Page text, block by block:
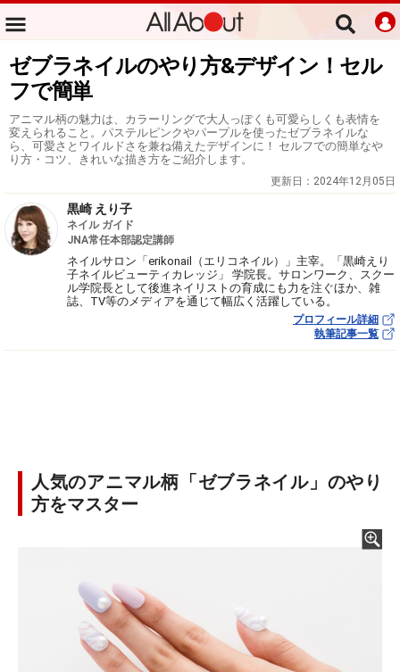
ゼブラネイルのやり方&デザイン！セル
フで簡単
アニマル柄の魅力は、カラーリングで大人っぽくも可愛らしくも表情を
変えられること。パステルピンクやパープルを使ったゼブラネイルな
ら、可愛さとワイルドさを兼ね備えたデザインに！ セルフでの簡単なや
り方・コツ、きれいな描き方をご紹介します。
更新日： 2024年12月05日
黒崎 えり子
ネイル ガイド
JNA常任本部認定講師
ネイルサロン「erikonail（エリコネイル）」主宰。「黒崎えり
子ネイルビューティカレッジ」 学院長。サロンワーク、スクー
ル学院長として後進ネイリストの育成にも力を注ぐほか、雑
誌、TV等のメディアを通じて幅広く活躍している。
プロフィール詳細
執筆記事一覧
人気のアニマル柄「ゼブラネイル」のやり
方をマスター